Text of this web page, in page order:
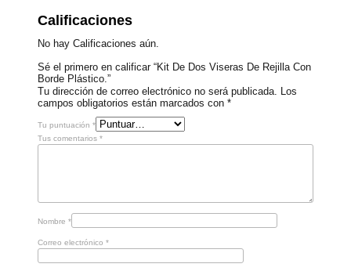
Calificaciones
No hay Calificaciones aún.
Sé el primero en calificar “Kit De Dos Viseras De Rejilla Con
Borde Plástico.”
Tu dirección de correo electrónico no será publicada. Los
campos obligatorios están marcados con *
Tu puntuación *
Tus comentarios *
Nombre *
Correo electrónico *